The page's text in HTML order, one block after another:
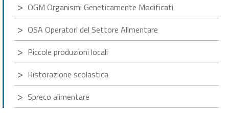
OGM Organismi Geneticamente Modificati
OSA Operatori del Settore Alimentare
Piccole produzioni locali
Ristorazione scolastica
Spreco alimentare